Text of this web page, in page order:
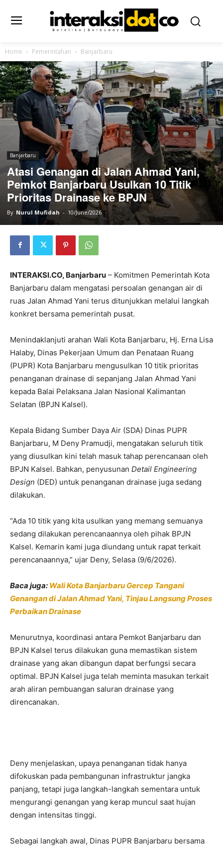
Home Pemerintahan Banjarbaru
Banjarbaru
Atasi Genangan di Jalan Ahmad Yani,
Pemkot Banjarbaru Usulkan 10 Titik
Prioritas Drainase ke BPJN
By Nurul Mufidah - 10/June/2026
INTERAKSI.CO, Banjarbaru – Komitmen Pemerintah Kota
Banjarbaru dalam mengatasi persoalan genangan air di
ruas Jalan Ahmad Yani terus ditunjukkan melalui langkah
konkret bersama pemerintah pusat.
Menindaklanjuti arahan Wali Kota Banjarbaru, Hj. Erna Lisa
Halaby, Dinas Pekerjaan Umum dan Penataan Ruang
(PUPR) Kota Banjarbaru mengusulkan 10 titik prioritas
penanganan drainase di sepanjang Jalan Ahmad Yani
kepada Balai Pelaksana Jalan Nasional Kalimantan
Selatan (BPJN Kalsel).
Kepala Bidang Sumber Daya Air (SDA) Dinas PUPR
Banjarbaru, M Deny Pramudji, mengatakan seluruh titik
yang diusulkan kini telah masuk tahap perencanaan oleh
BPJN Kalsel. Bahkan, penyusunan Detail Engineering
Design (DED) untuk penanganan drainase juga sedang
dilakukan.
“Ada 10 titik yang kita usulkan yang memang semuanya
sedang dilakukan perencanaannya oleh pihak BPJN
Kalsel. Kemarin kami juga diundang untuk rapat terkait
perencanaannya,” ujar Deny, Selasa (9/6/2026).
Baca juga: Wali Kota Banjarbaru Gercep Tangani
Genangan di Jalan Ahmad Yani, Tinjau Langsung Proses
Perbaikan Drainase
Menurutnya, koordinasi antara Pemkot Banjarbaru dan
BPJN Kalsel terus dilakukan guna memastikan sistem
drainase yang akan dibangun dapat berfungsi secara
optimal. BPJN Kalsel juga telah meminta masukan terkait
arah aliran pembuangan saluran drainase yang
direncanakan.
Deny menjelaskan, upaya penanganan tidak hanya
difokuskan pada pembangunan infrastruktur jangka
panjang, tetapi juga langkah-langkah sementara untuk
mengurangi genangan yang kerap muncul saat hujan
dengan intensitas tinggi.
Sebagai langkah awal, Dinas PUPR Banjarbaru bersama